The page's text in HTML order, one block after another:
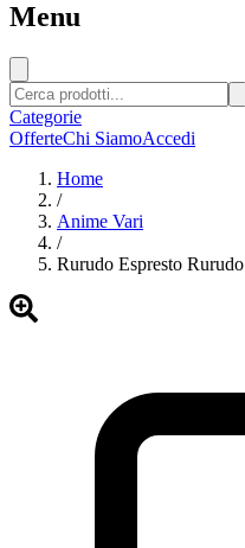
Menu
Categorie
OfferteChi SiamoAccedi
Home
/
Anime Vari
/
Rurudo Espresto Rurudo